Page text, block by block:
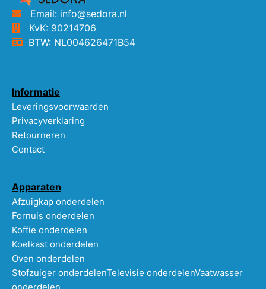
Email: info@sedora.nl
KvK: 90214706
BTW: NL004626471B54
Informatie
Leveringsvoorwaarden
Privacyverklaring
Retourneren
Contact
Apparaten
Afzuigkap onderdelen
Fornuis onderdelen
Koffie onderdelen
Koelkast onderdelen
Oven onderdelen
Stofzuiger onderdelenTelevisie onderdelenVaatwasser